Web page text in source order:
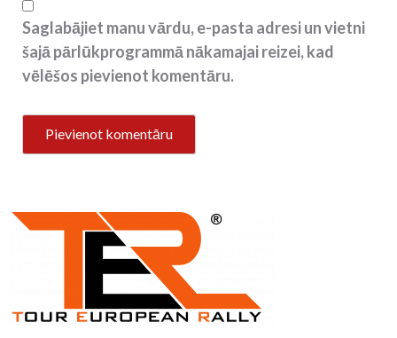
Saglabājiet manu vārdu, e-pasta adresi un vietni
šajā pārlūkprogrammā nākamajai reizei, kad
vēlēšos pievienot komentāru.